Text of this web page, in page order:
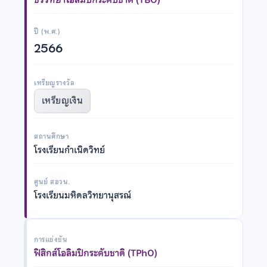
ปี (พ.ศ.)
2566
เหรียญรางวัล
เหรียญเงิน
สถานศึกษา
โรงเรียนกำเนิดวิทย์
ศูนย์ สอวน.
โรงเรียนมหิดลวิทยานุสรณ์
การแข่งขัน
ฟิสิกส์โอลิมปิกระดับชาติ (TPhO)